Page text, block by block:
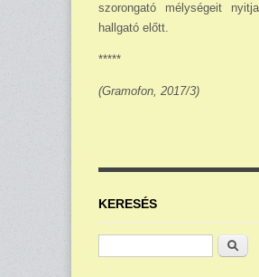
szorongató mélységeit
hallgató előtt.
*****
(Gramofon, 2017/3)
KERESÉS
Keresés